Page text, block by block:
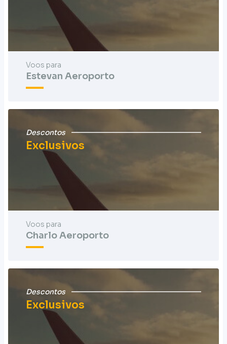
Voos para
Estevan Aeroporto
Descontos
Exclusivos
Voos para
Charlo Aeroporto
Descontos
Exclusivos